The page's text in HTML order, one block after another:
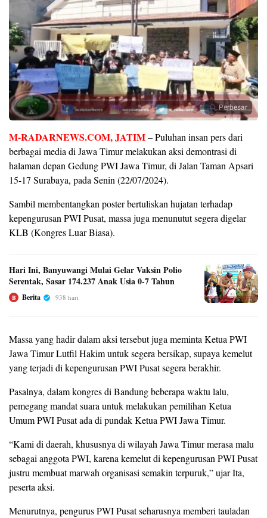
Perbesar
M-RADARNEWS.COM, JATIM– Puluhan insan pers dari
berbagai media di Jawa Timur melakukan aksi demontrasi di
halaman depan Gedung PWI Jawa Timur, di Jalan Taman Apsari
15-17 Surabaya, pada Senin (22/07/2024).
Sambil membentangkan poster bertuliskan hujatan terhadap
kepengurusan PWI Pusat, massa juga menunutut segera digelar
KLB (Kongres Luar Biasa).
Hari Ini, Banyuwangi Mulai Gelar Vaksin Polio
Serentak, Sasar 174.237 Anak Usia 0-7 Tahun
B Berita 938 hari
Massa yang hadir dalam aksi tersebut juga meminta Ketua PWI
Jawa Timur Lutfil Hakim untuk segera bersikap, supaya kemelut
yang terjadi di kepengurusan PWI Pusat segera berakhir.
Pasalnya, dalam kongres di Bandung beberapa waktu lalu,
pemegang mandat suara untuk melakukan pemilihan Ketua
Umum PWI Pusat ada di pundak Ketua PWI Jawa Timur.
“Kami di daerah, khususnya di wilayah Jawa Timur merasa malu
sebagai anggota PWI, karena kemelut di kepengurusan PWI Pusat
justru membuat marwah organisasi semakin terpuruk,” ujar Ita,
peserta aksi.
Menurutnya, pengurus PWI Pusat seharusnya memberi tauladan